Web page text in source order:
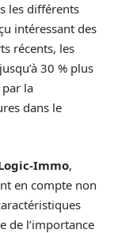
les différents
intéressant des
récents, les
30 % plus
par la
dans le
Immo,
en compte non
de l’importance